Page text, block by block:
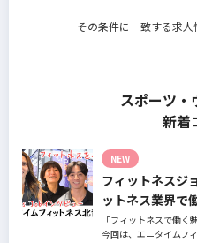
その条件に一致する求人
スポーツ・
新着
NEW
フィットネスジ
ットネス業界で
「フィットネスで働く
今回は、エニタイムフ